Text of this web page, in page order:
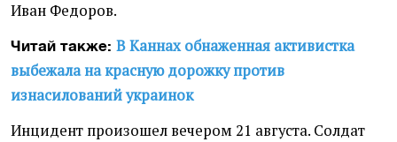
Иван Федоров.
Читай также: В Каннах обнаженная активистка
выбежала на красную дорожку против
изнасилований украинок
Инцидент произошел вечером 21 августа. Солдат